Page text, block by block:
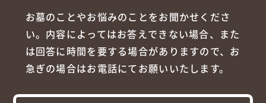
お墓のことやお悩みのことをお聞かせくださ
い。内容によってはお答えできない場合、また
は回答に時間を要する場合がありますので、お
急ぎの場合はお電話にてお願いいたします。